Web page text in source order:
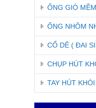
ỐNG GIÓ
ỐNG NHÔM
CỔ DÊ ( ĐAI
CHỤP HÚT
TAY HÚT